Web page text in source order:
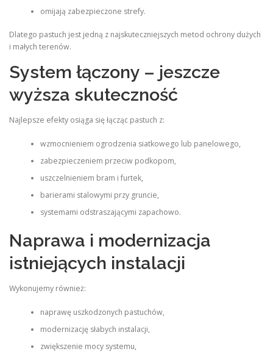
omijają zabezpieczone strefy.
Dlatego pastuch jest jedną z najskuteczniejszych metod ochrony dużych
i małych terenów.
System łączony – jeszcze
wyższa skuteczność
Najlepsze efekty osiąga się łącząc pastuch z:
wzmocnieniem ogrodzenia siatkowego lub panelowego,
zabezpieczeniem przeciw podkopom,
uszczelnieniem bram i furtek,
barierami stalowymi przy gruncie,
systemami odstraszającymi zapachowo.
Naprawa i modernizacja
istniejących instalacji
Wykonujemy również:
naprawę uszkodzonych pastuchów,
modernizację słabych instalacji,
zwiększenie mocy systemu,